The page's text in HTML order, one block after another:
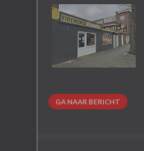
GA NAAR BERICHT